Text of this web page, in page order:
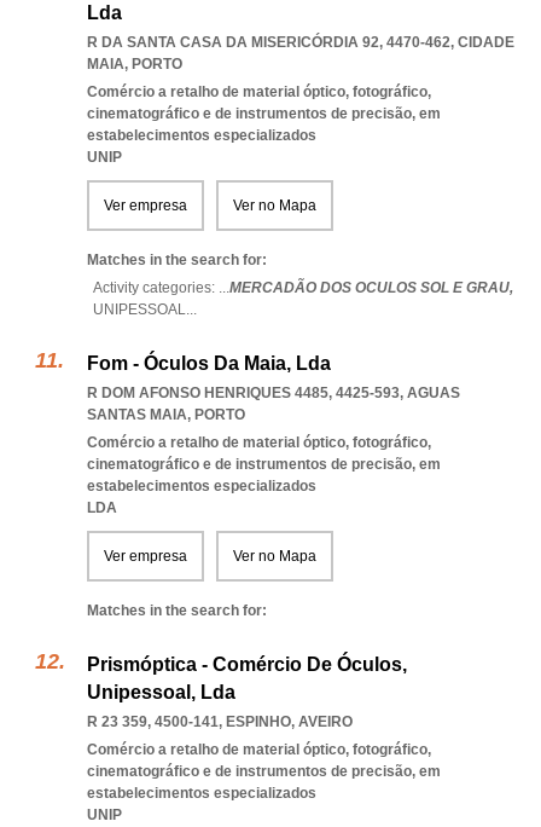
Lda
R DA SANTA CASA DA MISERICÓRDIA 92, 4470-462, CIDADE
MAIA, PORTO
Comércio a retalho de material óptico, fotográfico,
cinematográfico e de instrumentos de precisão, em
estabelecimentos especializados
UNIP
Ver empresa Ver no Mapa
Matches in the search for:
Activity categories: ...MERCADÃO DOS OCULOS SOL E GRAU,
UNIPESSOAL...
Fom - Óculos Da Maia, Lda
R DOM AFONSO HENRIQUES 4485, 4425-593, AGUAS
SANTAS MAIA, PORTO
Comércio a retalho de material óptico, fotográfico,
cinematográfico e de instrumentos de precisão, em
estabelecimentos especializados
LDA
Ver empresa Ver no Mapa
Matches in the search for:
Prismóptica - Comércio De Óculos,
Unipessoal, Lda
R 23 359, 4500-141, ESPINHO, AVEIRO
Comércio a retalho de material óptico, fotográfico,
cinematográfico e de instrumentos de precisão, em
estabelecimentos especializados
UNIP